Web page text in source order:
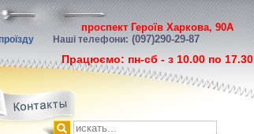
проспект Героїв Харкова, 90А
Наші телефони: (097)290-29-87
Працюємо: пн-сб - з 10.00 по 17.30